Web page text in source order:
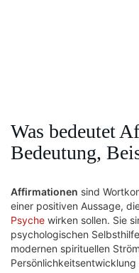
Was bedeutet
Bedeutung,
Affirmationen sind
einer positiven Aussage,
Psyche wirken sollen. Sie
psychologischen
modernen spirituellen